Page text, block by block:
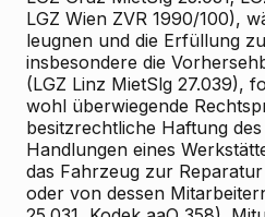
LGZ Wien ZVR 1990/100),
leugnen und die Erfüllung
insbesondere die
(LGZ Linz MietSlg 27.039),
wohl überwiegende
besitzrechtliche Haftung
Handlungen eines
das Fahrzeug zur
oder von dessen